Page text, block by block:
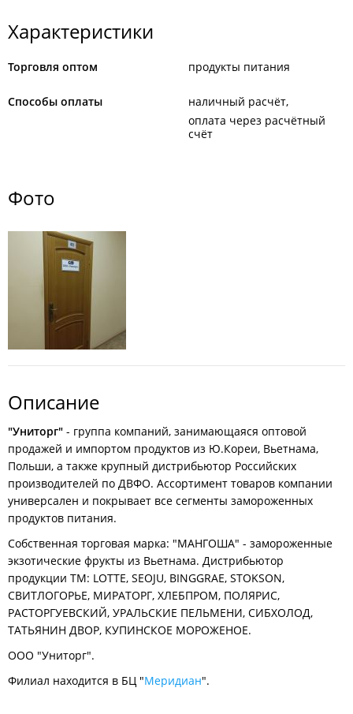
Характеристики
Торговля оптом продукты питания
Способы оплаты
наличный расчёт
оплата через расчётный
счёт
Фото
Описание
"Униторг" - группа компаний, занимающаяся оптовой
продажей и импортом продуктов из Ю.Кореи, Вьетнама,
Польши, а также крупный дистрибьютор Российских
производителей по ДВФО. Ассортимент товаров компании
универсален и покрывает все сегменты замороженных
продуктов питания.
Собственная торговая марка: "МАНГОША" - замороженные
экзотические фрукты из Вьетнама. Дистрибьютор
продукции ТМ: LOTTE, SEOJU, BINGGRAE, STOKSON,
СВИТЛОГОРЬЕ, МИРАТОРГ, ХЛЕБПРОМ, ПОЛЯРИС,
РАСТОРГУЕВСКИЙ, УРАЛЬСКИЕ ПЕЛЬМЕНИ, СИБХОЛОД,
ТАТЬЯНИН ДВОР, КУПИНСКОЕ МОРОЖЕНОЕ.
ООО "Униторг".
Филиал находится в БЦ "Меридиан".